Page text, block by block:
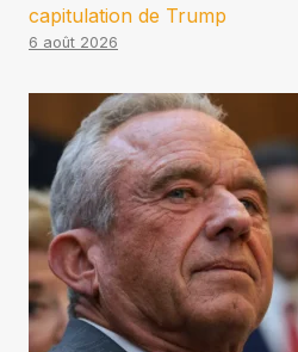
capitulation de Trump
6 août 2026